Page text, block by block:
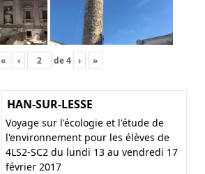
« ‹ de4 › »
HAN-SUR-LESSE
Voyage sur l'écologie et l'étude de
l'environnement pour les élèves de
4LS2-SC2 du lundi 13 au vendredi 17
février 2017